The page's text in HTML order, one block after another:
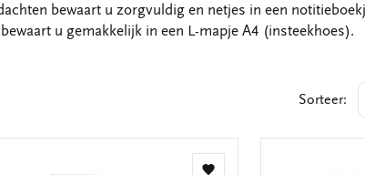
bewaart u zorgvuldig en netjes in een
u gemakkelijk in een L-mapje A4 (insteekhoes).
Sorteer: